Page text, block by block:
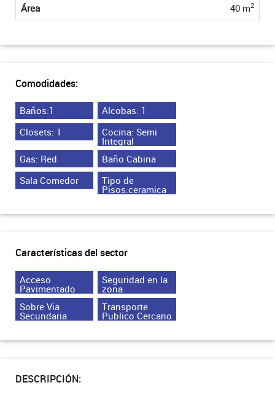
Área
40 m2
Comodidades:
Baños:1
Alcobas: 1
Closets: 1
Cocina: Semi
Integral
Gas: Red
Baño Cabina
Sala Comedor
Tipo de
Pisos:ceramica
Características del sector
Acceso
Pavimentado
Seguridad en la
zona
Sobre Via
Secundaria
Transporte
Publico Cercano
DESCRIPCIÓN: